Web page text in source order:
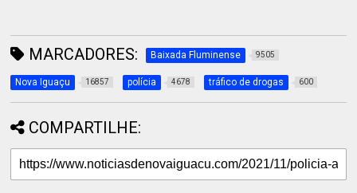
MARCADORES: Baixada Fluminense 9505
Nova Iguaçu 16857 polícia 4678 tráfico de drogas 600
COMPARTILHE: